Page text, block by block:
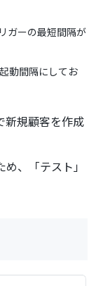
ガーの最短間隔が
動間隔にしてお
新規顧客を作成
、「テスト」